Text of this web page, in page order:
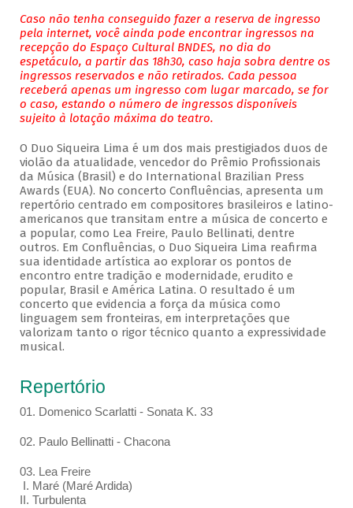
Caso não tenha conseguido fazer a reserva de ingresso
pela internet, você ainda pode encontrar ingressos na
recepção do Espaço Cultural BNDES, no dia do
espetáculo, a partir das 18h30, caso haja sobra dentre os
ingressos reservados e não retirados. Cada pessoa
receberá apenas um ingresso com lugar marcado, se for
o caso, estando o número de ingressos disponíveis
sujeito à lotação máxima do teatro.
O Duo Siqueira Lima é um dos mais prestigiados duos de
violão da atualidade, vencedor do Prêmio Profissionais
da Música (Brasil) e do International Brazilian Press
Awards (EUA). No concerto Confluências, apresenta um
repertório centrado em compositores brasileiros e latino-
americanos que transitam entre a música de concerto e
a popular, como Lea Freire, Paulo Bellinati, dentre
outros. Em Confluências, o Duo Siqueira Lima reafirma
sua identidade artística ao explorar os pontos de
encontro entre tradição e modernidade, erudito e
popular, Brasil e América Latina. O resultado é um
concerto que evidencia a força da música como
linguagem sem fronteiras, em interpretações que
valorizam tanto o rigor técnico quanto a expressividade
musical.
Repertório
01. Domenico Scarlatti - Sonata K. 33
02. Paulo Bellinatti - Chacona
03. Lea Freire
I. Maré (Maré Ardida)
II. Turbulenta